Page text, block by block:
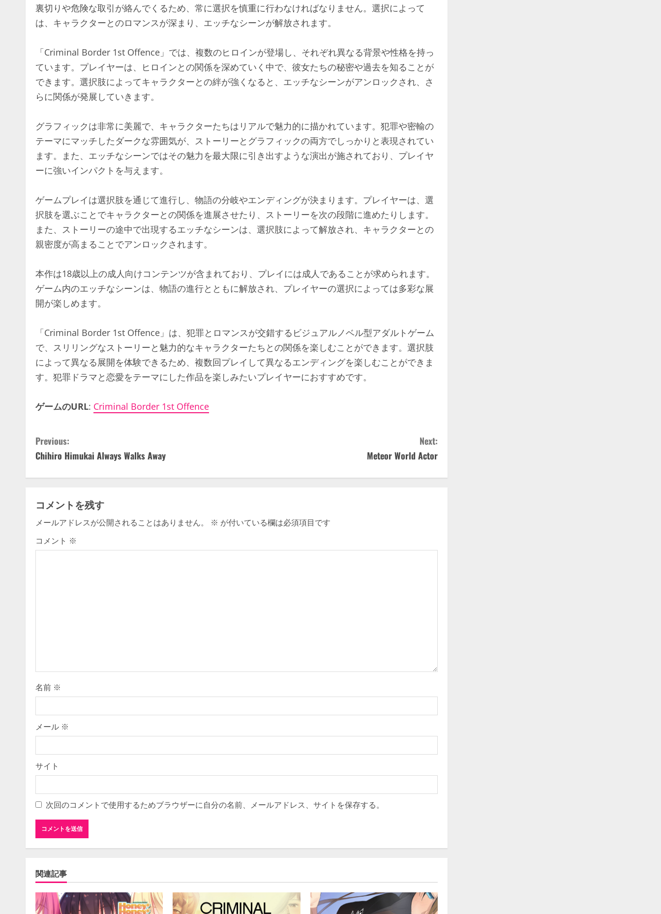
裏切りや危険な取引が絡んでくるため、常に選択を慎重に行わなければなりません。選択によって
は、キャラクターとのロマンスが深まり、エッチなシーンが解放されます。
「Criminal Border 1st Offence」では、複数のヒロインが登場し、それぞれ異なる背景や性格を持っ
ています。プレイヤーは、ヒロインとの関係を深めていく中で、彼女たちの秘密や過去を知ることが
できます。選択肢によってキャラクターとの絆が強くなると、エッチなシーンがアンロックされ、さ
らに関係が発展していきます。
グラフィックは非常に美麗で、キャラクターたちはリアルで魅力的に描かれています。犯罪や密輸の
テーマにマッチしたダークな雰囲気が、ストーリーとグラフィックの両方でしっかりと表現されてい
ます。また、エッチなシーンではその魅力を最大限に引き出すような演出が施されており、プレイヤ
ーに強いインパクトを与えます。
ゲームプレイは選択肢を通じて進行し、物語の分岐やエンディングが決まります。プレイヤーは、選
択肢を選ぶことでキャラクターとの関係を進展させたり、ストーリーを次の段階に進めたりします。
また、ストーリーの途中で出現するエッチなシーンは、選択肢によって解放され、キャラクターとの
親密度が高まることでアンロックされます。
本作は18歳以上の成人向けコンテンツが含まれており、プレイには成人であることが求められます。
ゲーム内のエッチなシーンは、物語の進行とともに解放され、プレイヤーの選択によっては多彩な展
開が楽しめます。
「Criminal Border 1st Offence」は、犯罪とロマンスが交錯するビジュアルノベル型アダルトゲーム
で、スリリングなストーリーと魅力的なキャラクターたちとの関係を楽しむことができます。選択肢
によって異なる展開を体験できるため、複数回プレイして異なるエンディングを楽しむことができま
す。犯罪ドラマと恋愛をテーマにした作品を楽しみたいプレイヤーにおすすめです。
ゲームのURL: Criminal Border 1st Offence
C
o
n
t
i
n
d
i
n
g
Previous:
Chihiro Himukai Always Walks Away
Next:
Meteor World Actor
コメントを残す
メールアドレスが公開されることはありません。 ※ が付いている欄は必須項目です
コメント ※
名前 ※
メール ※
サイト
次回のコメントで使用するためブラウザーに自分の名前、メールアドレス、サイトを保存する。
関連記事